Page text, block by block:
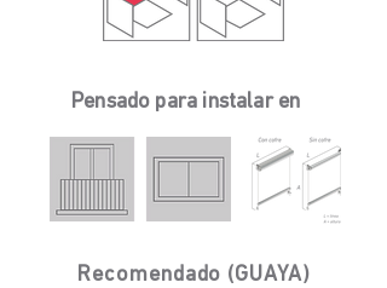
Pensado para instalar en
Recomendado (GUAYA)